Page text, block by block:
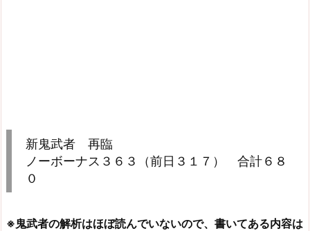
新鬼武者 再臨
ノーボーナス３６３（前日３１７） 合計６８
０
※鬼武者の解析はほぼ読んでいないので、書いてある内容は